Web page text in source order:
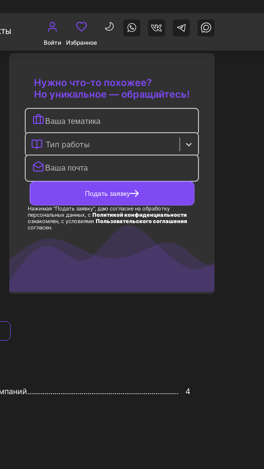
Войти Избранное
Нужно что-то похожее?
Но уникальное — обращайтесь!
Тип работы
Подать заявку
Нажимая "Подать заявку", даю согласие на обработку
персональных данных, с Политикой конфиденциальности
ознакомлен, с условиями Пользовательского соглашения
согласен.
4